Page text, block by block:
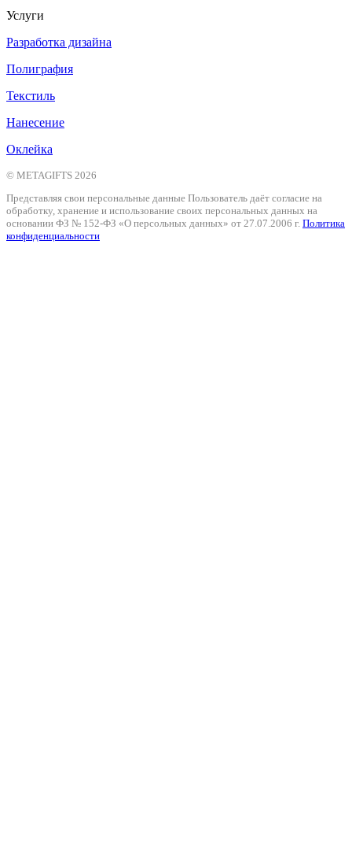
Услуги
Разработка дизайна
Полиграфия
Текстиль
Нанесение
Оклейка
© METAGIFTS 2026
Представляя свои персональные данные Пользователь даёт согласие на
обработку, хранение и использование своих персональных данных на
основании ФЗ № 152-ФЗ «О персольных данных» от 27.07.2006 г. Политика
конфиденциальности